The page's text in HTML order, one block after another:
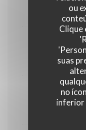
ou
Clique
suas
no
inferior